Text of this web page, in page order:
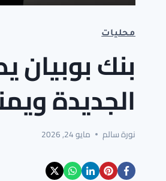
محليات
الجديدة ويمنح 20 فائزاً رحلة
نورة سالم مايو 24, 2026